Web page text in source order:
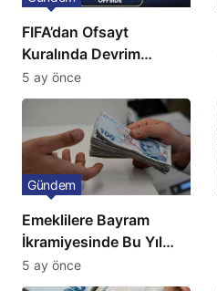
FIFA’dan Ofsayt
Kuralında Devrim
Niteliğinde Onay
5 ay önce
Emeklilere Bayram
İkramiyesinde Bu Yıl
Artış Gelmeyecek
Gündem
5 ay önce